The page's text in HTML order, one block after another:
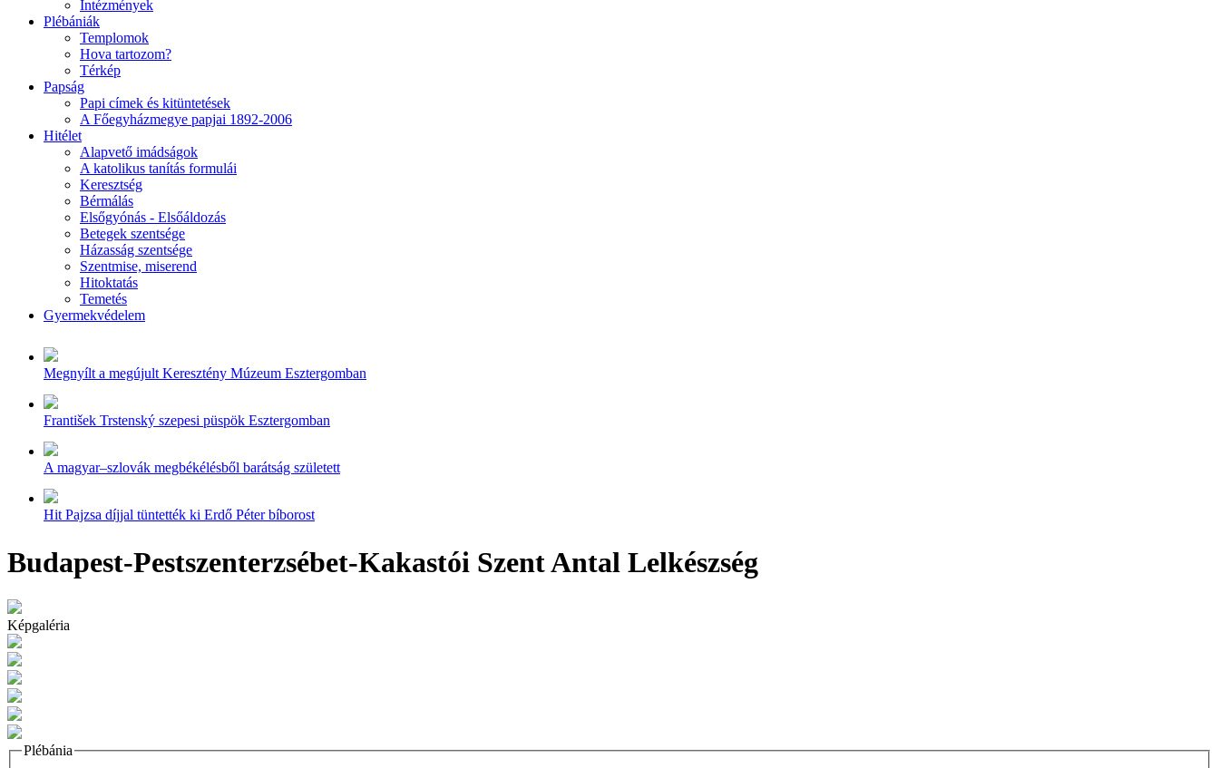
Intézmények
Plébániák
Templomok
Hova tartozom?
Térkép
Papság
Papi címek és kitüntetések
A Főegyházmegye papjai 1892-2006
Hitélet
Alapvető imádságok
A katolikus tanítás formulái
Keresztség
Bérmálás
Elsőgyónás - Elsőáldozás
Betegek szentsége
Házasság szentsége
Szentmise, miserend
Hitoktatás
Temetés
Gyermekvédelem
Megnyílt a megújult Keresztény Múzeum Esztergomban
František Trstenský szepesi püspök Esztergomban
A magyar–szlovák megbékélésből barátság született
Hit Pajzsa díjjal tüntették ki Erdő Péter bíborost
Budapest-Pestszenterzsébet-Kakastói Szent Antal Lelkészség
Képgaléria
Plébánia